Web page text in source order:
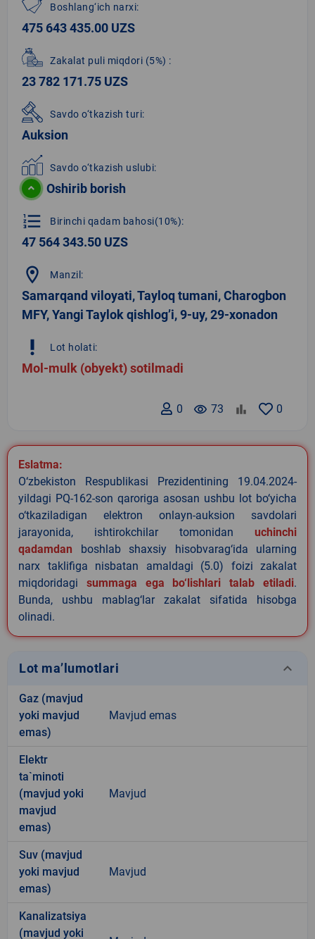
Boshlang‘ich narxi:
475 643 435.00 UZS
Zakalat puli miqdori (5%) :
23 782 171.75 UZS
Savdo o‘tkazish turi:
Auksion
Savdo o‘tkazish uslubi:
Oshirib borish
format_list_numbered Birinchi qadam bahosi(10%):
47 564 343.50 UZS
location_on Manzil:
Samarqand viloyati, Tayloq tumani, Charogbon
MFY, Yangi Taylok qishlogʼi, 9-uy, 29-xonadon
priority_high Lot holati:
Mol-mulk (obyekt) sotilmadi
0
remove_red_eye 73
0
Eslatma:
O‘zbekiston Respublikasi Prezidentining 19.04.2024-
yildagi PQ-162-son qaroriga asosan ushbu lot bo‘yicha
o‘tkaziladigan elektron onlayn-auksion savdolari
jarayonida, ishtirokchilar tomonidan uchinchi
qadamdan boshlab shaxsiy hisobvarag‘ida ularning
narx taklifiga nisbatan amaldagi (5.0) foizi zakalat
miqdoridagi summaga ega bo‘lishlari talab etiladi.
Bunda, ushbu mablag‘lar zakalat sifatida hisobga
olinadi.
Lot ma’lumotlari keyboard_arrow_down
Gaz (mavjud
yoki mavjud
emas)
Mavjud emas
Elektr
ta`minoti
(mavjud yoki
mavjud
emas)
Mavjud
Suv (mavjud
yoki mavjud
emas)
Mavjud
Kanalizatsiya
(mavjud yoki